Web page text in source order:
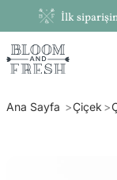
İlk
Ana Sayfa Çiçek